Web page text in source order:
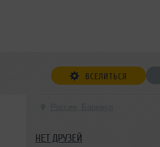
ВСЕЛИТЬСЯ
НЕТ ДРУЗЕЙ